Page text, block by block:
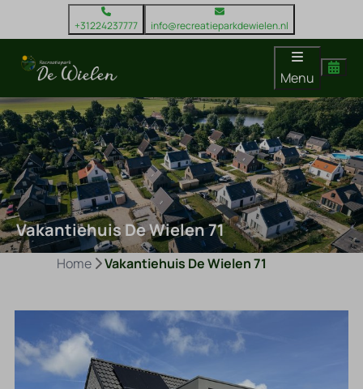
+31224237777 info@recreatieparkdewielen.nl
Menu
Vakantiehuis De Wielen 71
Home Vakantiehuis De Wielen 71